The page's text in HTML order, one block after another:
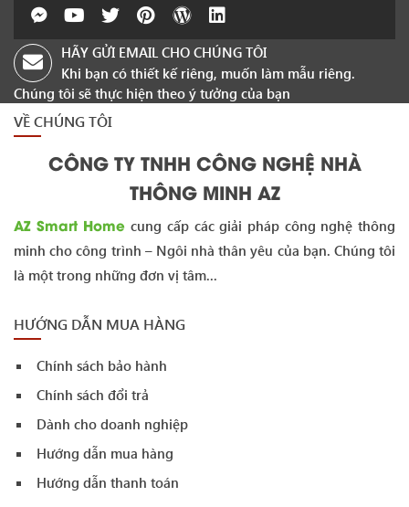
HÃY GỬI EMAIL CHO CHÚNG TÔI
Khi bạn có thiết kế riêng, muốn làm mẫu riêng.
Chúng tôi sẽ thực hiện theo ý tưởng của bạn
VỀ CHÚNG TÔI
CÔNG TY TNHH CÔNG NGHỆ NHÀ
THÔNG MINH AZ
AZ Smart Home cung cấp các giải pháp công nghệ thông
minh cho công trình – Ngôi nhà thân yêu của bạn. Chúng tôi
là một trong những đơn vị tâm...
HƯỚNG DẪN MUA HÀNG
Chính sách bảo hành
Chính sách đổi trả
Dành cho doanh nghiệp
Hướng dẫn mua hàng
Hướng dẫn thanh toán